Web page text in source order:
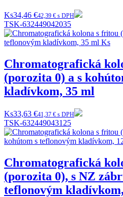
Ks34,46 €42,39 € s DPH
TSK-632449042035
Chromatografická
(porozita 0) a s
kladívkom, 35 ml
Ks33,63 €41,37 € s DPH
TSK-632449043125
Chromatografická
(porozita 0), s NZ
teflonovým